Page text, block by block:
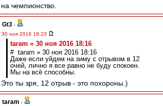
на чемпионство.
Gt3 -
30 ноя 2016 18:23
taram » 30 ноя 2016 18:16
# taram » 30 ноя 2016 18:16
Даже если уйдем на зиму с отрывом в 12
очей, лично я все равно не буду спокоен.
Мы на всё способны.
Это ты зря, 12 отрыв - это похороны.)
taram -